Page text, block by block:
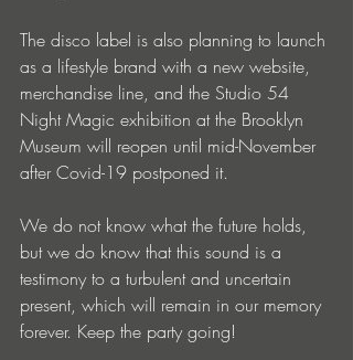
The disco label is also planning to launch
as a lifestyle brand with a new website,
merchandise line, and the Studio 54
Night Magic exhibition at the Brooklyn
Museum will reopen until mid-November
after Covid-19 postponed it.
We do not know what the future holds,
but we do know that this sound is a
testimony to a turbulent and uncertain
present, which will remain in our memory
forever. Keep the party going!